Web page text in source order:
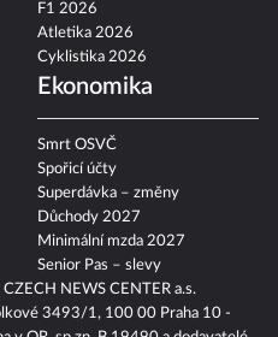
F1 2026
Atletika 2026
Cyklistika 2026
Ekonomika
Smrt OSVČ
Spořicí účty
Superdávka – změny
Důchody 2027
Minimální mzda 2027
Senior Pas – slevy
CZECH NEWS CENTER a.s.
3493/1, 100 00 Praha 10 -